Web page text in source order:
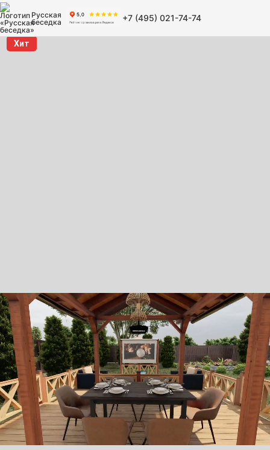
Русская
беседка
+7 (495) 021-74-74
Хит